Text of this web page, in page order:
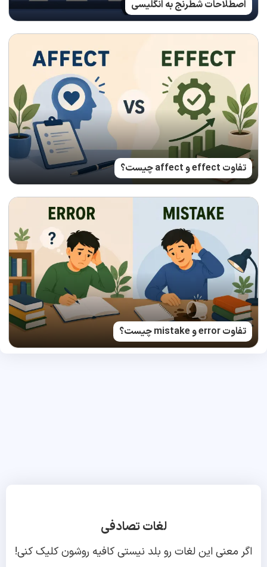
اصطلاحات شطرنج به انگلیسی
تفاوت effect و affect چیست؟
تفاوت error و mistake چیست؟
لغات تصادفی
اگر معنی این لغات رو بلد نیستی کافیه روشون کلیک کنی!